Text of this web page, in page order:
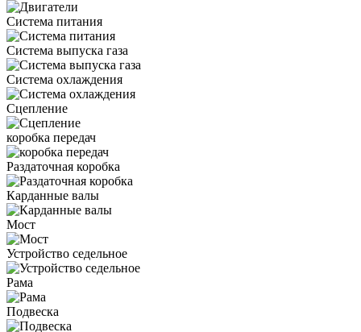
Система питания
Система выпуска газа
Система охлаждения
Сцепление
коробка передач
Раздаточная коробка
Карданные валы
Мост
Устройство седельное
Рама
Подвеска